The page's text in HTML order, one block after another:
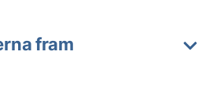
fram